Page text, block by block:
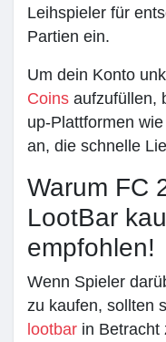
Leihspieler für
Partien ein.
Um dein Konto
Coins aufzufüllen,
up-Plattformen
an, die schnelle
Warum FC
LootBar
empfohlen!
Wenn Spieler
zu kaufen, sollten
lootbar in Betracht